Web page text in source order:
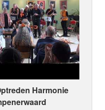
Harmonie